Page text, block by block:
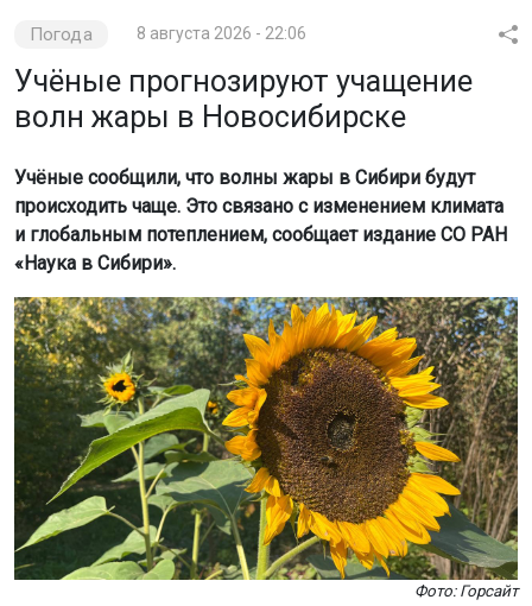
Погода 8 августа 2026 - 22:06
Учёные прогнозируют учащение
волн жары в Новосибирске
Учёные сообщили, что волны жары в Сибири будут
происходить чаще. Это связано с изменением климата
и глобальным потеплением, сообщает издание СО РАН
«Наука в Сибири».
Фото: Горсайт